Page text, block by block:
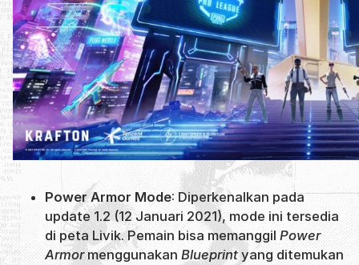
Power Armor Mode: Diperkenalkan pada
update 1.2 (12 Januari 2021), mode ini tersedia
di peta Livik. Pemain bisa memanggil Power
Armormenggunakan Blueprintyang ditemukan